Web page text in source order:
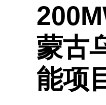
蒙古
能项